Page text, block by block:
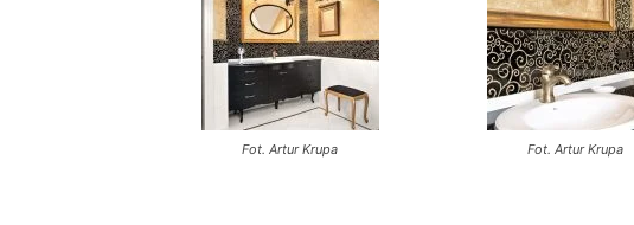
Fot. Artur Krupa Fot. Artur Krupa